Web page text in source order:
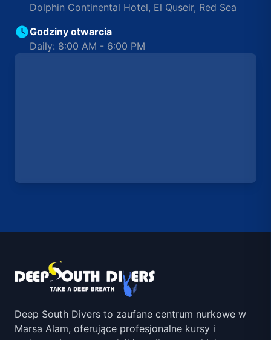
Dolphin Continental Hotel, El Quseir, Red Sea
Godziny otwarcia
Daily: 8:00 AM - 6:00 PM
Deep South Divers to zaufane centrum nurkowe w
Marsa Alam, oferujące profesjonalne kursy i